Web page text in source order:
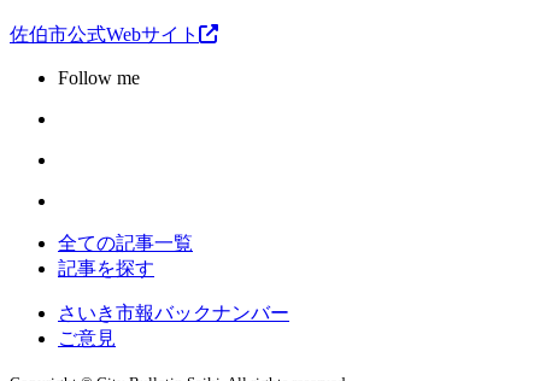
佐伯市公式Webサイト
Follow me
全ての記事一覧
記事を探す
さいき市報バックナンバー
ご意見